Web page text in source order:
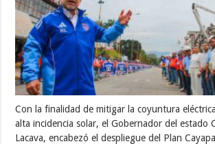
Con la finalidad de mitigar la coyuntura
alta incidencia solar, el Gobernador del estado
Lacava, encabezó el despliegue del Plan